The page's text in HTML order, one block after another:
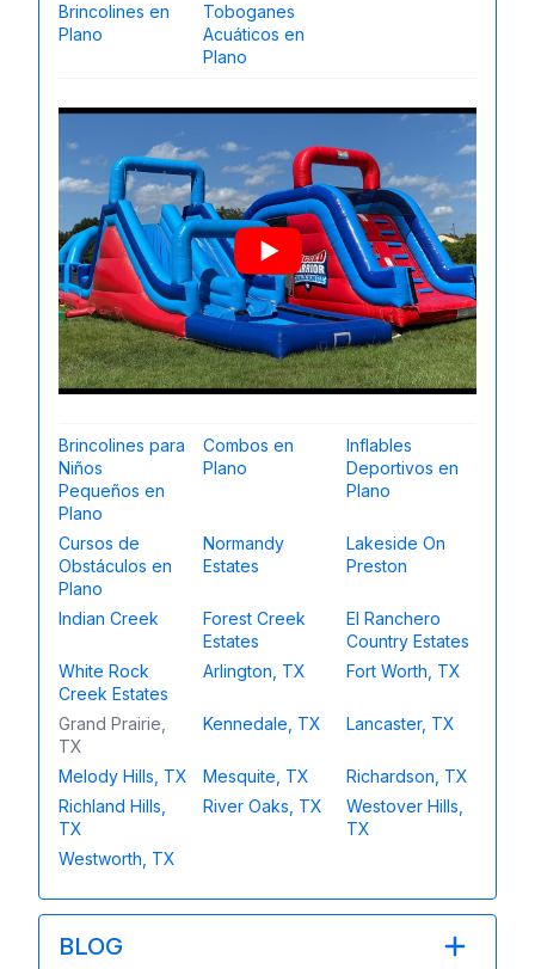
Brincolines en
Plano
Toboganes
Acuáticos en
Plano
Brincolines para
Niños
Pequeños en
Plano
Combos en
Plano
Inflables
Deportivos en
Plano
Cursos de
Obstáculos en
Plano
Normandy
Estates
Lakeside On
Preston
Indian Creek
Forest Creek
Estates
El Ranchero
Country Estates
White Rock
Creek Estates
Arlington, TX Fort Worth, TX
Grand Prairie,
TX
Kennedale, TX Lancaster, TX
Melody Hills, TX Mesquite, TX
Richardson, TX
Richland Hills,
TX
River Oaks, TX
Westover Hills,
TX
Westworth, TX
BLOG